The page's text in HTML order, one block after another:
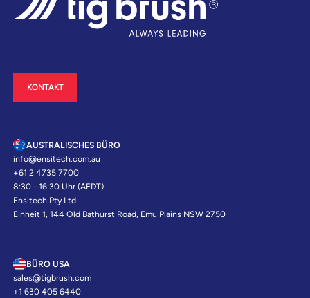
KONTAKT
AUSTRALISCHES BÜRO
info@ensitech.com.au
+61 2 4735 7700
8:30 - 16:30 Uhr (AEDT)
Ensitech Pty Ltd
Einheit 1, 144 Old Bathurst Road, Emu Plains NSW 2750
BÜRO USA
sales@tigbrush.com
+1 630 405 6440